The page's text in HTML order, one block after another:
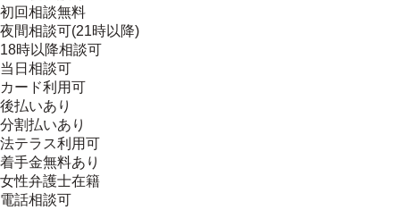
初回相談無料
夜間相談可(21時以降)
18時以降相談可
当日相談可
カード利用可
後払いあり
分割払いあり
法テラス利用可
着手金無料あり
女性弁護士在籍
電話相談可